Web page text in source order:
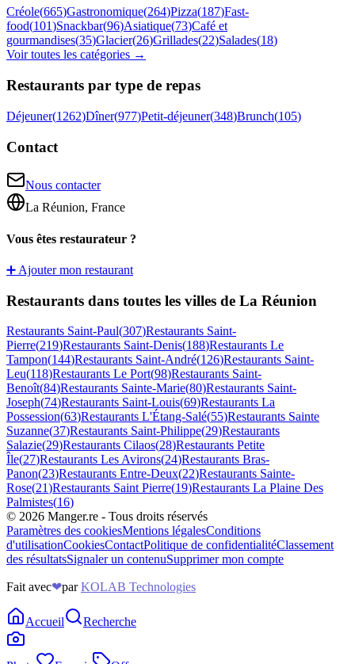
Créole(665)Gastronomique(264)Pizza(187)Fast-
food(101)Snackbar(96)Asiatique(73)Café et
gourmandises(35)Glacier(26)Grillades(22)Salades(18)
Voir toutes les catégories →
Restaurants par type de repas
Déjeuner(1262)Dîner(977)Petit-déjeuner(348)Brunch(105)
Contact
Nous contacter
La Réunion, France
Vous êtes restaurateur ?
➕ Ajouter mon restaurant
Restaurants dans toutes les villes de La Réunion
Restaurants Saint-Paul(307)Restaurants Saint-
Pierre(219)Restaurants Saint-Denis(188)Restaurants Le
Tampon(144)Restaurants Saint-André(126)Restaurants Saint-
Leu(118)Restaurants Le Port(98)Restaurants Saint-
Benoît(84)Restaurants Sainte-Marie(80)Restaurants Saint-
Joseph(74)Restaurants Saint-Louis(69)Restaurants La
Possession(63)Restaurants L'Étang-Salé(55)Restaurants Sainte
Suzanne(37)Restaurants Saint-Philippe(29)Restaurants
Salazie(29)Restaurants Cilaos(28)Restaurants Petite
Île(27)Restaurants Les Avirons(24)Restaurants Bras-
Panon(23)Restaurants Entre-Deux(22)Restaurants Sainte-
Rose(21)Restaurants Saint Pierre(19)Restaurants La Plaine Des
Palmistes(16)
© 2026 Manger.re - Tous droits réservés
Paramètres des cookiesMentions légalesConditions
d'utilisationCookiesContactPolitique de confidentialitéClassement
des résultatsSignaler un contenuSupprimer mon compte
Fait avec❤par KOLAB Technologies
Accueil Recherche